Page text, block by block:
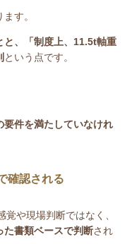
す。
、「制度上、 11.5t軸重
という点です。
要件を満たしていなけれ
確認される
や現場判断ではなく、
た書類ベースで判断され